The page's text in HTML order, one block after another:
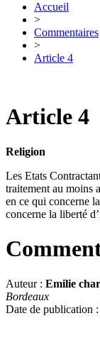
Accueil
>
Commentaires
>
Article 4
Article 4
Religion
Les Etats
traitement au moins
en ce qui concerne
concerne la liberté
Auteur : Emilie
Bordeaux
Date de publication